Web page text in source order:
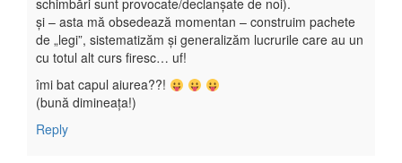
schimbări sunt provocate/declanșate de noi).
și – asta mă obsedează momentan – construim pachete
de „legi”, sistematizăm și generalizăm lucrurile care au un
cu totul alt curs firesc… uf!
îmi bat capul aiurea??!
(bună dimineața!)
Reply